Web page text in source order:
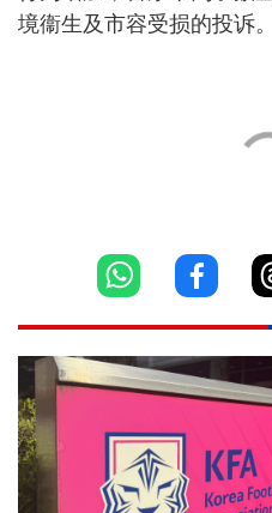
境衞生及市容受损的投诉。